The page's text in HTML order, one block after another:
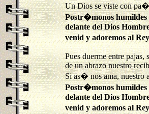
Postr�monos humildes
delante del Dios
venid y adoremos al
Pues duerme entre
de un abrazo nuestro
Postr�monos humildes
delante del Dios
venid y adoremos al